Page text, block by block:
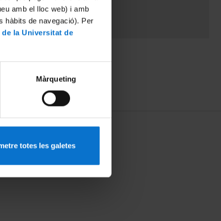
amb el lloc web) i amb
hàbits de navegació). Per
la Universitat de
Màrqueting
totes les galetes